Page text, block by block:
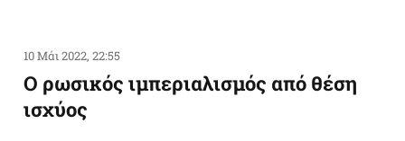
10 Μάι 2022, 22:55
Ο ρωσικός ιμπεριαλισμός από θέση
ισχύος